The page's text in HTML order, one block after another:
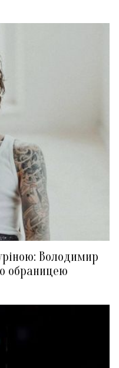
Володимир
обраницею